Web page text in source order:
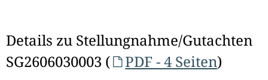
Details zu Stellungnahme/Gutachten
SG2606030003 (
PDF - 4 Seiten)